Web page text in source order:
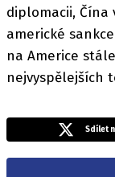
diplomacii,
americké
na Americe
nejvyspělejších
Sdílet